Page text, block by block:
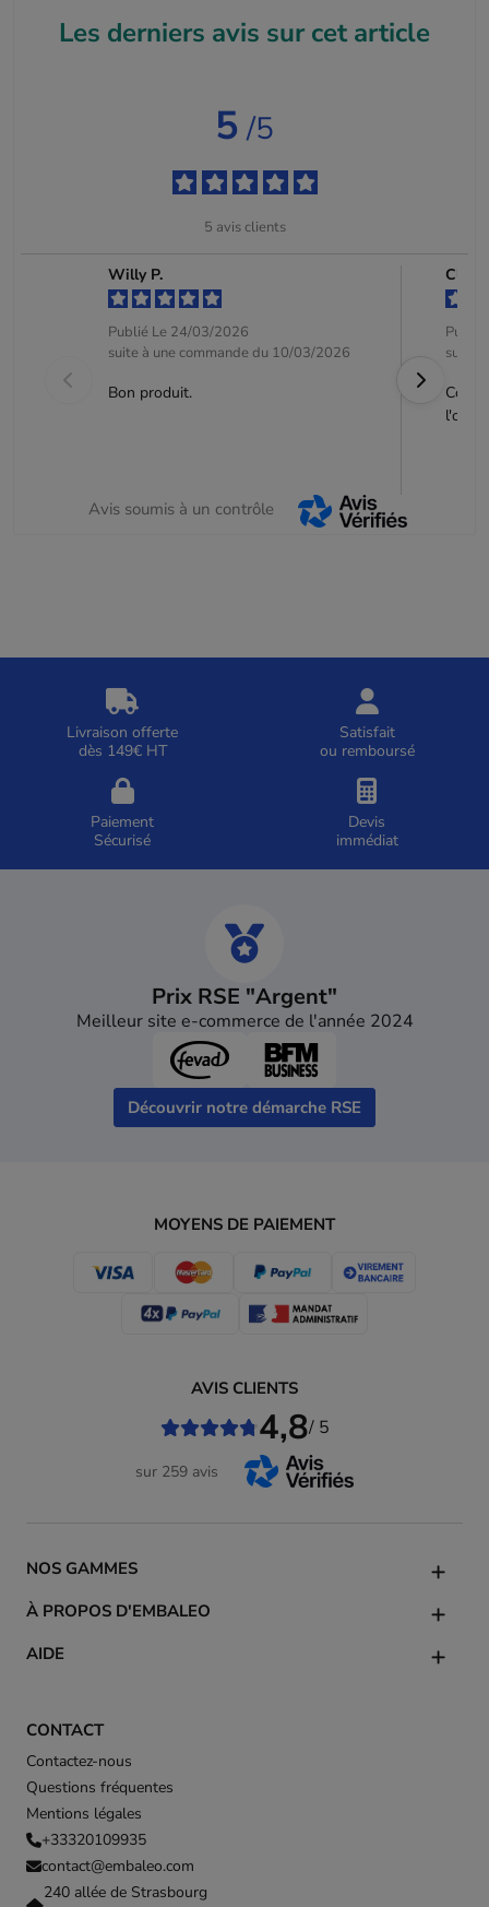
Les derniers avis sur cet article
5 /5
5 avis clients
Willy P.
Publié Le 24/03/2026
suite à une commande du 10/03/2026
Bon produit.
suite
l'on
Avis soumis à un contrôle
Livraison offerte
dès 149€ HT
Satisfait
ou remboursé
Paiement
Sécurisé
Devis
immédiat
Prix RSE "Argent"
Meilleur site e-commerce de l'année 2024
Découvrir notre démarche RSE
MOYENS DE PAIEMENT
CONTACT
Contactez-nous
Questions fréquentes
Mentions légales
+33320109935
contact@embaleo.com
240 allée de Strasbourg
NOS GAMMES
À PROPOS D'EMBALEO
AIDE
AVIS CLIENTS
4,8/ 5
sur 259 avis